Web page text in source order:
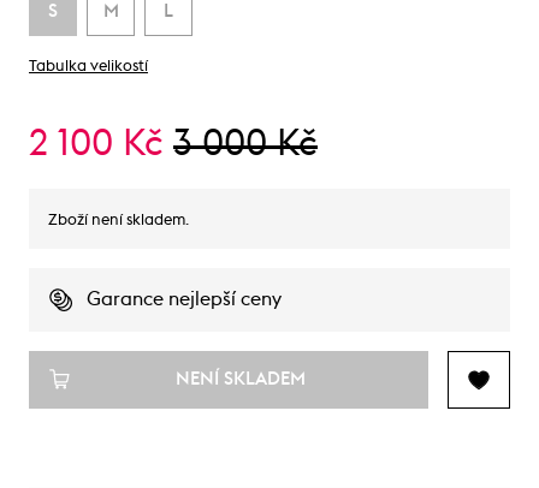
S M L
Tabulka velikostí
2 100 Kč 3 000 Kč
Zboží není skladem.
Garance nejlepší ceny
NENÍ SKLADEM